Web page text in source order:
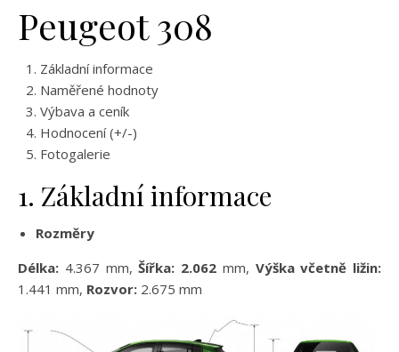
Peugeot 308
Základní informace
Naměřené hodnoty
Výbava a ceník
Hodnocení (+/-)
Fotogalerie
1. Základní informace
Rozměry
Délka: 4.367 mm,Šířka: 2.062 mm, Výška včetně ližin:
1.441 mm, Rozvor: 2.675 mm